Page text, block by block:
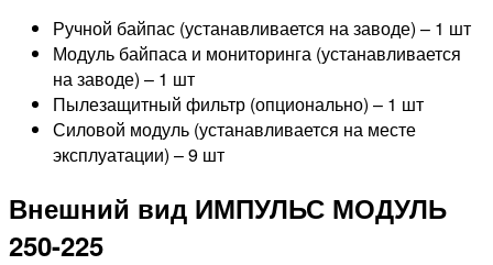
Ручной байпас (устанавливается на заводе) – 1 шт
Модуль байпаса и мониторинга (устанавливается
на заводе) – 1 шт
Пылезащитный фильтр (опционально) – 1 шт
Силовой модуль (устанавливается на месте
эксплуатации) – 9 шт
Внешний вид ИМПУЛЬС МОДУЛЬ
250-225